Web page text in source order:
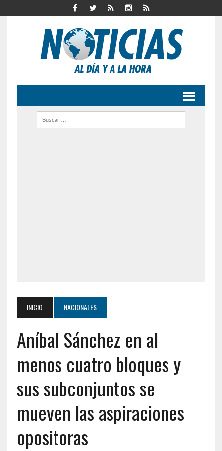
INICIO NACIONALES
Aníbal Sánchez en al
menos cuatro bloques y
sus subconjuntos se
mueven las aspiraciones
opositoras